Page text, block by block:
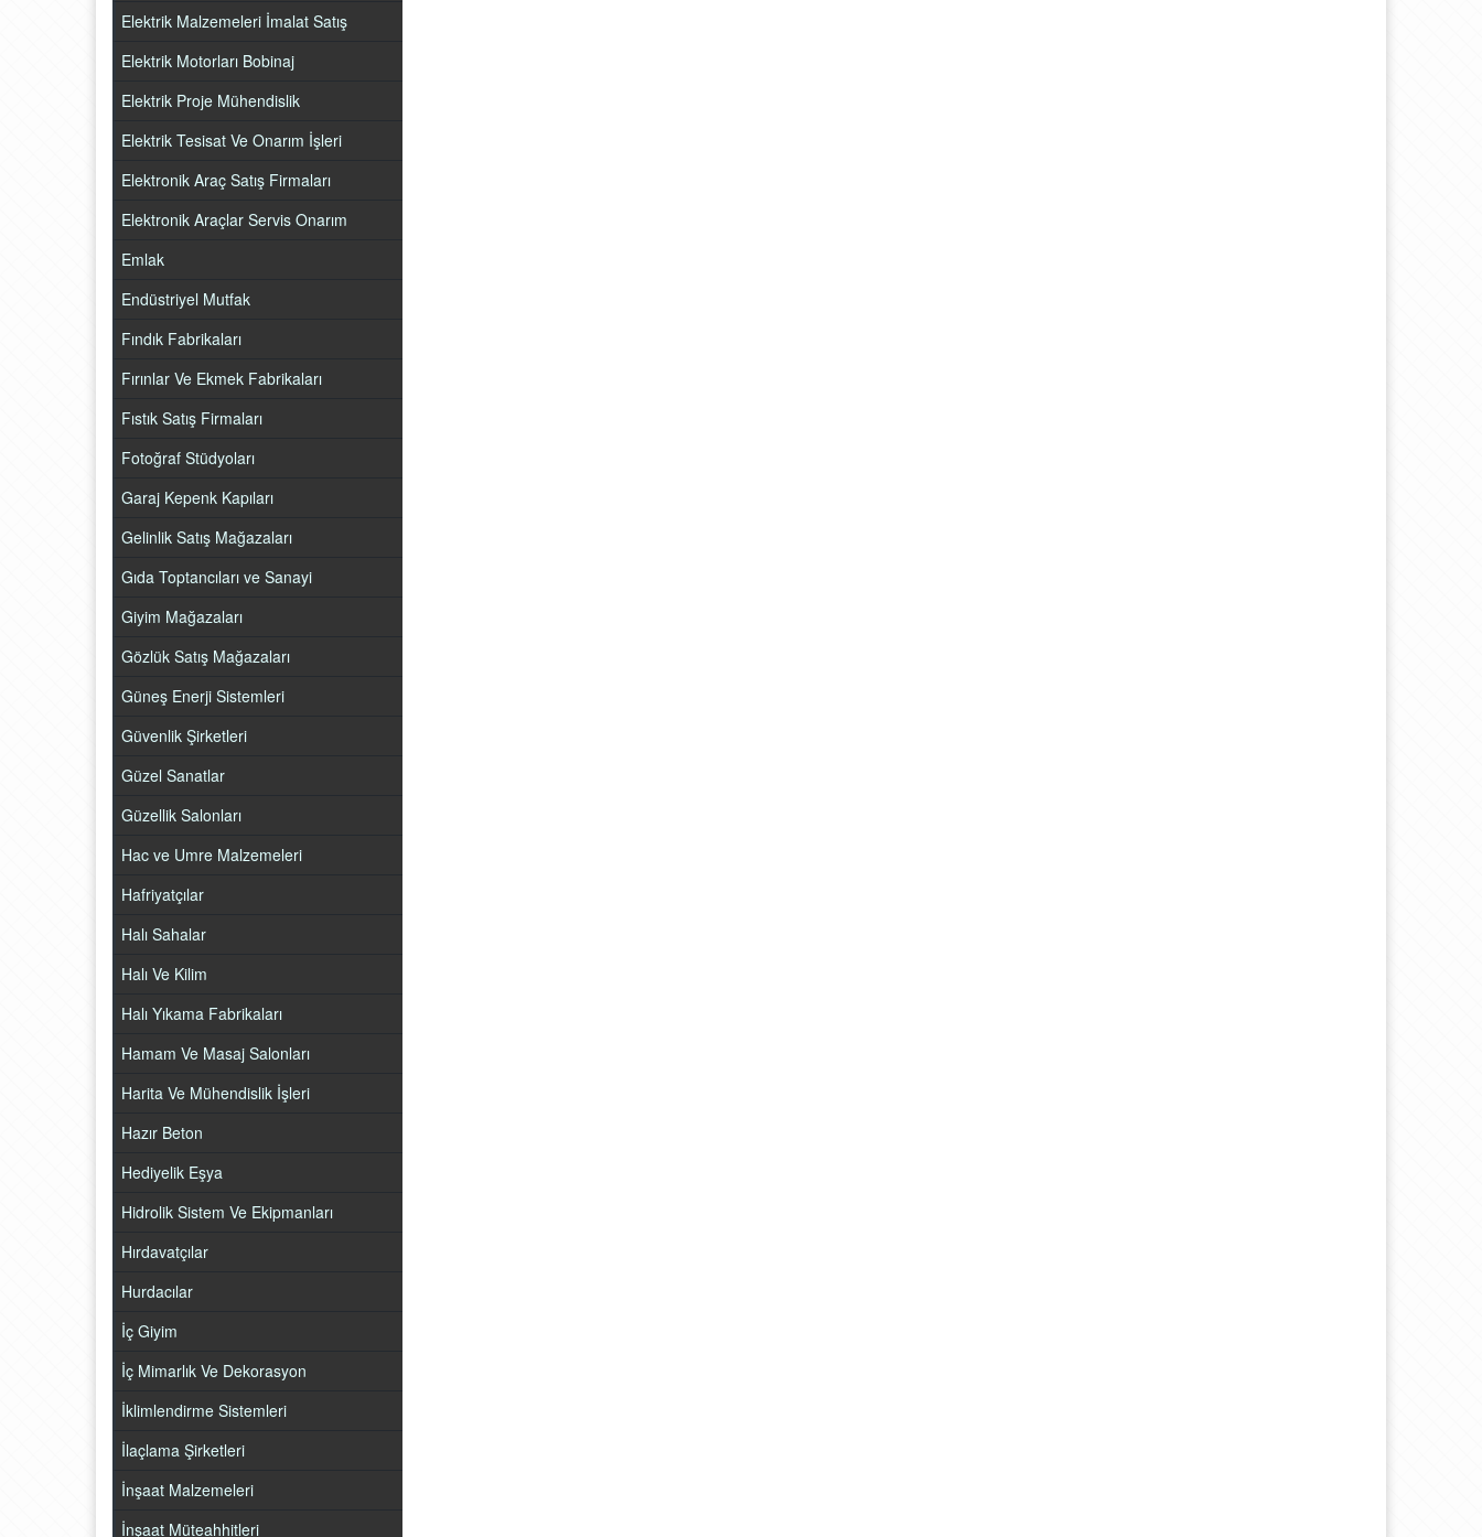
Elektrik Malzemeleri İmalat Satış
Elektrik Motorları Bobinaj
Elektrik Proje Mühendislik
Elektrik Tesisat Ve Onarım İşleri
Elektronik Araç Satış Firmaları
Elektronik Araçlar Servis Onarım
Emlak
Endüstriyel Mutfak
Fındık Fabrikaları
Fırınlar Ve Ekmek Fabrikaları
Fıstık Satış Firmaları
Fotoğraf Stüdyoları
Garaj Kepenk Kapıları
Gelinlik Satış Mağazaları
Gıda Toptancıları ve Sanayi
Giyim Mağazaları
Gözlük Satış Mağazaları
Güneş Enerji Sistemleri
Güvenlik Şirketleri
Güzel Sanatlar
Güzellik Salonları
Hac ve Umre Malzemeleri
Hafriyatçılar
Halı Sahalar
Halı Ve Kilim
Halı Yıkama Fabrikaları
Hamam Ve Masaj Salonları
Harita Ve Mühendislik İşleri
Hazır Beton
Hediyelik Eşya
Hidrolik Sistem Ve Ekipmanları
Hırdavatçılar
Hurdacılar
İç Giyim
İç Mimarlık Ve Dekorasyon
İklimlendirme Sistemleri
İlaçlama Şirketleri
İnşaat Malzemeleri
İnşaat Müteahhitleri